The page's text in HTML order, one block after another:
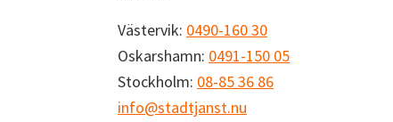
Västervik: 0490-160 30
Oskarshamn: 0491-150 05
Stockholm: 08-85 36 86
info@stadtjanst.nu